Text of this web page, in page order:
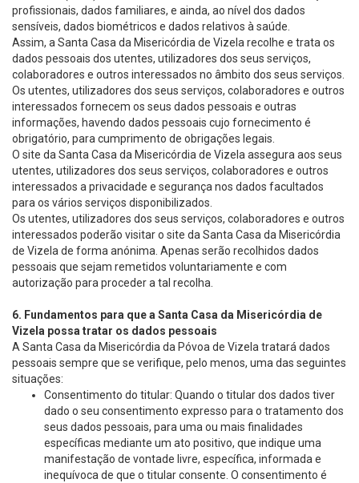
profissionais, dados familiares, e ainda, ao nível dos dados
sensíveis, dados biométricos e dados relativos à saúde.
Assim, a Santa Casa da Misericórdia de Vizela recolhe e trata os
dados pessoais dos utentes, utilizadores dos seus serviços,
colaboradores e outros interessados no âmbito dos seus serviços.
Os utentes, utilizadores dos seus serviços, colaboradores e outros
interessados fornecem os seus dados pessoais e outras
informações, havendo dados pessoais cujo fornecimento é
obrigatório, para cumprimento de obrigações legais.
O site da Santa Casa da Misericórdia de Vizela assegura aos seus
utentes, utilizadores dos seus serviços, colaboradores e outros
interessados a privacidade e segurança nos dados facultados
para os vários serviços disponibilizados.
Os utentes, utilizadores dos seus serviços, colaboradores e outros
interessados poderão visitar o site da Santa Casa da Misericórdia
de Vizela de forma anónima. Apenas serão recolhidos dados
pessoais que sejam remetidos voluntariamente e com
autorização para proceder a tal recolha.
6. Fundamentos para que a Santa Casa da Misericórdia de
Vizela possa tratar os dados pessoais
A Santa Casa da Misericórdia da Póvoa de Vizela tratará dados
pessoais sempre que se verifique, pelo menos, uma das seguintes
situações:
Consentimento do titular: Quando o titular dos dados tiver
dado o seu consentimento expresso para o tratamento dos
seus dados pessoais, para uma ou mais finalidades
específicas mediante um ato positivo, que indique uma
manifestação de vontade livre, específica, informada e
inequívoca de que o titular consente. O consentimento é